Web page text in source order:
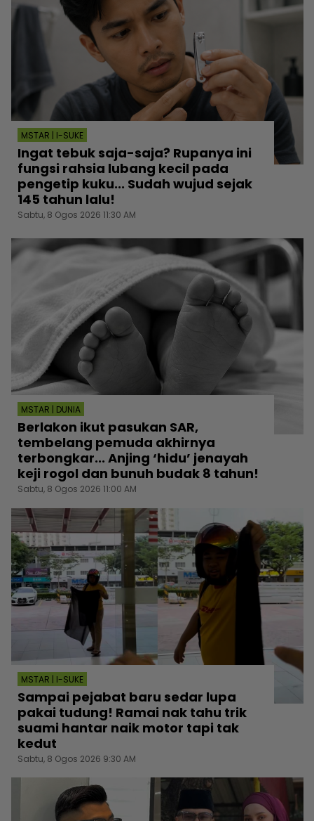
MSTAR | I-SUKE
Ingat tebuk saja-saja? Rupanya ini
fungsi rahsia lubang kecil pada
pengetip kuku... Sudah wujud sejak
145 tahun lalu!
Sabtu, 8 Ogos 2026 11:30 AM
MSTAR | DUNIA
Berlakon ikut pasukan SAR,
tembelang pemuda akhirnya
terbongkar... Anjing ‘hidu’ jenayah
keji rogol dan bunuh budak 8 tahun!
Sabtu, 8 Ogos 2026 11:00 AM
MSTAR | I-SUKE
Sampai pejabat baru sedar lupa
pakai tudung! Ramai nak tahu trik
suami hantar naik motor tapi tak
kedut
Sabtu, 8 Ogos 2026 9:30 AM